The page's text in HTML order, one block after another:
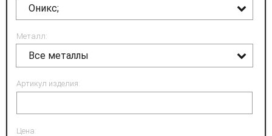
Оникс;
Металл:
Все металлы
Артикул изделия:
Цена: